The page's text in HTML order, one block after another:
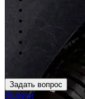
Задать вопрос
Услуги